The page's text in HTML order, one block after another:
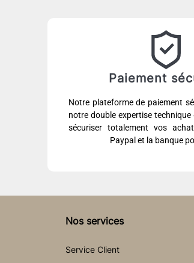
Paiement
Notre plateforme de paiement
notre double expertise
sécuriser totalement vos
Paypal et la banque
Nos services
Service Client